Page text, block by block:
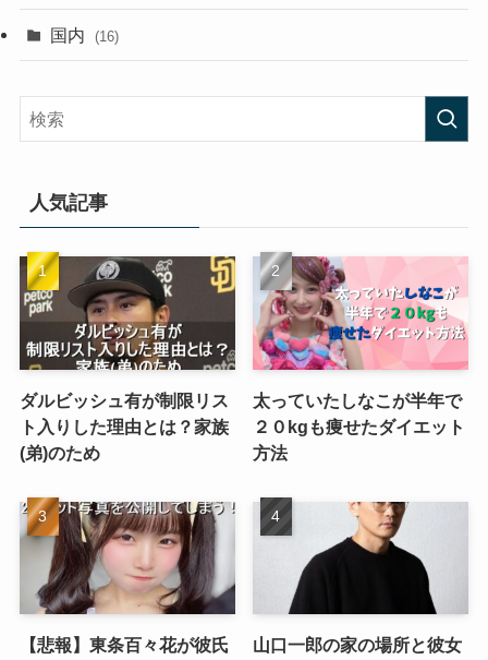
国内 (16)
人気記事
ダルビッシュ有が制限リス
ト入りした理由とは？家族
(弟)のため
太っていたしなこが半年で
２０kgも痩せたダイエット
方法
【悲報】東条百々花が彼氏
山口一郎の家の場所と彼女